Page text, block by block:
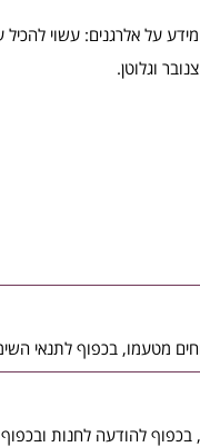
מידע על אלרגנים: עשוי
צנובר וגלוטן.